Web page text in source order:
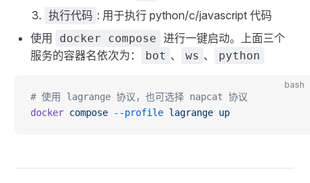
执行代码 : 用于执行 python/c/javascript 代码
使用
docker compose 进行一键启动。上面三个
服务的容器名依次为：
bot 、 ws 、 python
bash
# 使用 lagrange 协议，也可选择 napcat 协议
docker compose --profile lagrange up